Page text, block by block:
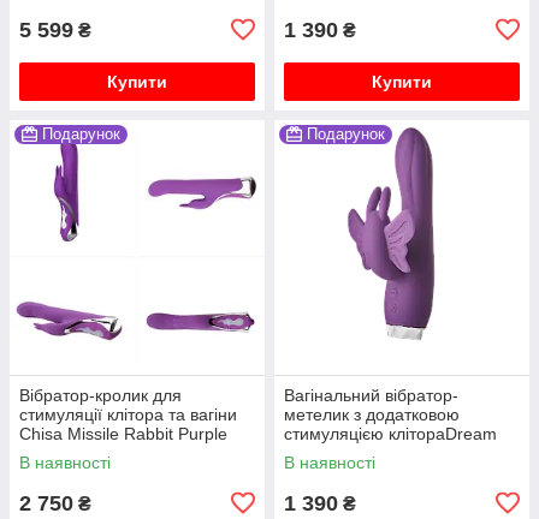
5 599 ₴
Купити
1 390 ₴
Купити
Подарунок
Вібратор-кролик для
стимуляції клітора та вагіни
Chisa Missile Rabbit Purple
В наявності
2 750 ₴
Подарунок
Вагінальний вібратор-
метелик з додатковою
стимуляцією клітораDream
Toys FLIRTS BUTTERFLY
VIBRATOR PURPLE
В наявності
1 390 ₴